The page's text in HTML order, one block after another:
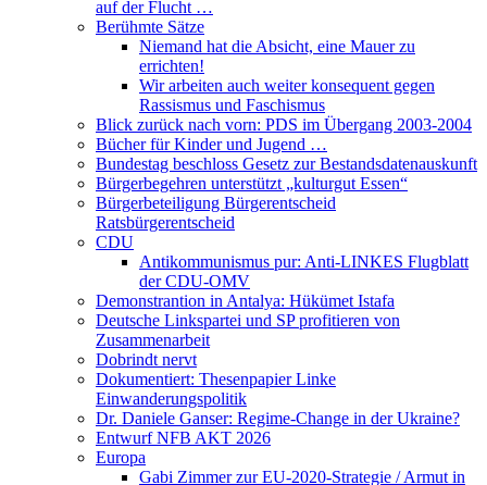
auf der Flucht …
Berühmte Sätze
Niemand hat die Absicht, eine Mauer zu
errichten!
Wir arbeiten auch weiter konsequent gegen
Rassismus und Faschismus
Blick zurück nach vorn: PDS im Übergang 2003-2004
Bücher für Kinder und Jugend …
Bundestag beschloss Gesetz zur Bestandsdatenauskunft
Bürgerbegehren unterstützt „kulturgut Essen“
Bürgerbeteiligung Bürgerentscheid
Ratsbürgerentscheid
CDU
Antikommunismus pur: Anti-LINKES Flugblatt
der CDU-OMV
Demonstrantion in Antalya: Hükümet Istafa
Deutsche Linkspartei und SP profitieren von
Zusammenarbeit
Dobrindt nervt
Dokumentiert: Thesenpapier Linke
Einwanderungspolitik
Dr. Daniele Ganser: Regime-Change in der Ukraine?
Entwurf NFB AKT 2026
Europa
Gabi Zimmer zur EU-2020-Strategie / Armut in